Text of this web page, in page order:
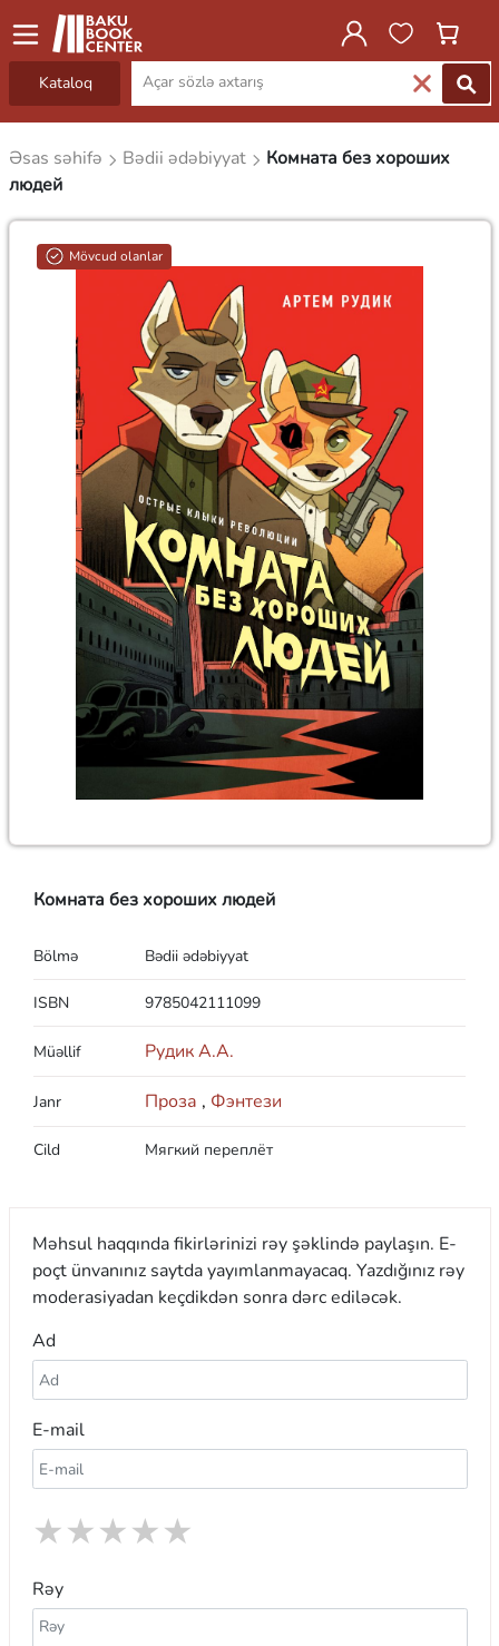
Kataloq
Əsas səhifə Bədii ədəbiyyat
Комната без хороших
людей
Mövcud olanlar
Комната без хороших людей
Bölmə Bədii ədəbiyyat
ISBN 9785042111099
Müəllif Рудик А.А.
Janr Проза , Фэнтези
Cild Мягкий переплёт
Məhsul haqqında fikirlərinizi rəy şəklində paylaşın. E-
poçt ünvanınız saytda yayımlanmayacaq. Yazdığınız rəy
moderasiyadan keçdikdən sonra dərc ediləcək.
Ad
E-mail
★
★
★
★
★
Rəy